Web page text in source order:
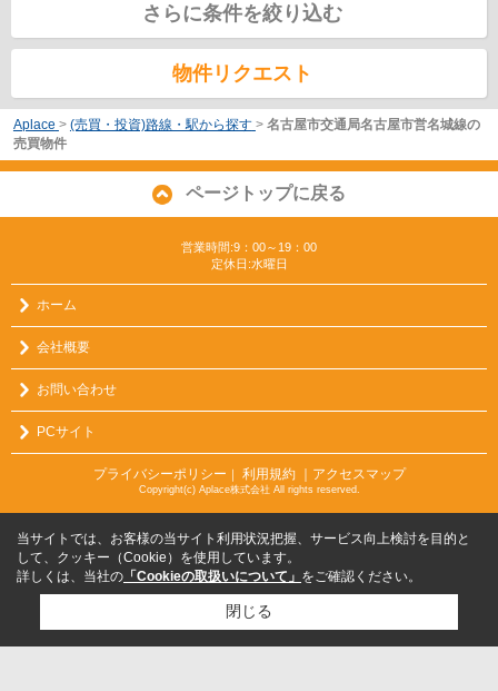
さらに条件を絞り込む
物件リクエスト
Aplace > (売買・投資)路線・駅から探す > 名古屋市交通局名古屋市営名城線の
売買物件
ページトップに戻る
営業時間:9：00～19：00
定休日:水曜日
ホーム
会社概要
お問い合わせ
PCサイト
プライバシーポリシー ｜ 利用規約 ｜アクセスマップ
Copyright(c) Aplace株式会社 All rights reserved.
当サイトでは、お客様の当サイト利用状況把握、サービス向上検討を目的と
して、クッキー（Cookie）を使用しています。
詳しくは、当社の 「Cookieの取扱いについて」 をご確認ください。
閉じる